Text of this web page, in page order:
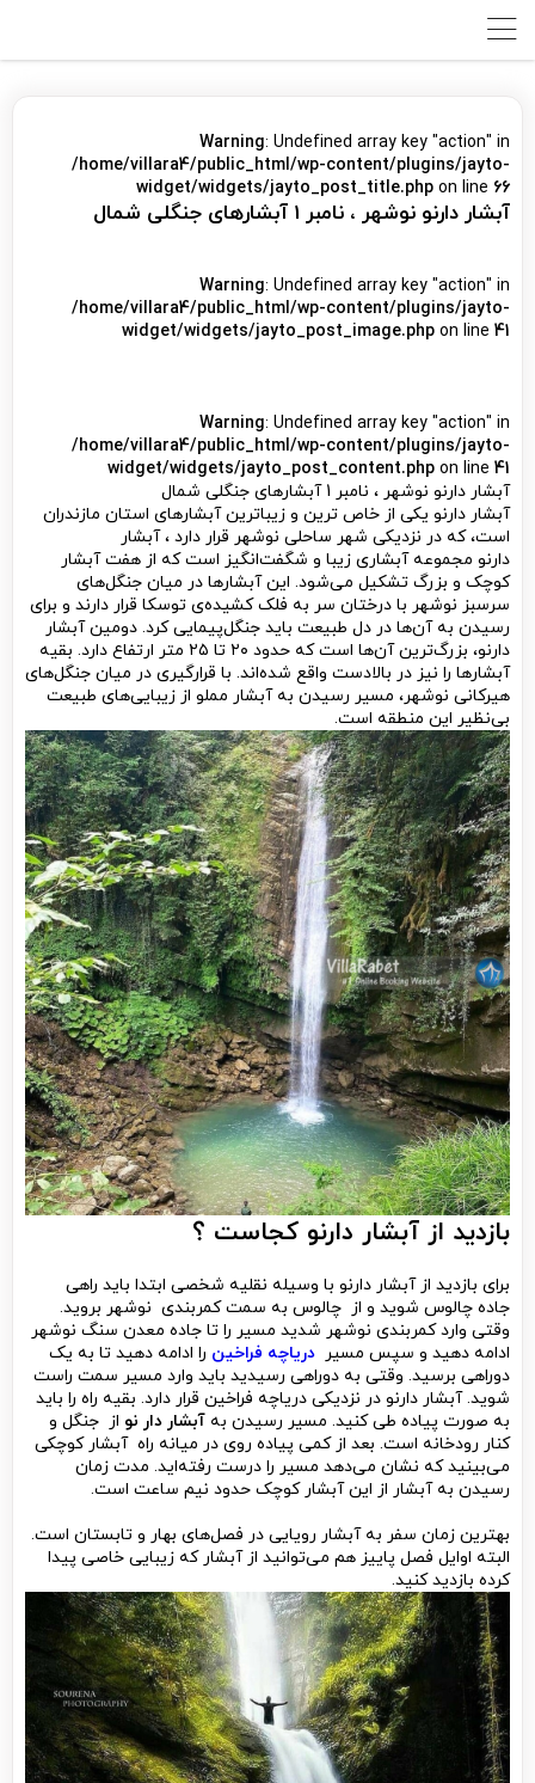
Warning: Undefined array key "action" in
/home/villara4/public_html/wp-content/plugins/jayto-
widget/widgets/jayto_post_title.php on line 66
آبشار دارنو نوشهر ، نامبر 1 آبشارهای جنگلی شمال
Warning: Undefined array key "action" in
/home/villara4/public_html/wp-content/plugins/jayto-
widget/widgets/jayto_post_image.php on line 41
Warning: Undefined array key "action" in
/home/villara4/public_html/wp-content/plugins/jayto-
widget/widgets/jayto_post_content.php on line 41
آبشار دارنو نوشهر ، نامبر 1 آبشارهای جنگلی شمال
آبشار دارنو یکی از خاص ترین و زیباترین آبشارهای استان مازندران
است، که در نزدیکی شهر ساحلی نوشهر قرار دارد ، آبشار
دارنو مجموعه آبشاری زیبا و شگفت‌انگیز است که از هفت آبشار
کوچک و بزرگ تشکیل می‌شود. این آبشارها در میان جنگل‌های
سرسبز نوشهر با درختان سر به فلک کشیده‌ی توسکا قرار دارند و برای
رسیدن به آن‌ها در دل طبیعت باید جنگل‌پیمایی کرد. دومین آبشار
دارنو، بزرگ‌ترین آن‌ها است که حدود ۲۰ تا ۲۵ متر ارتفاع دارد. بقیه
آبشارها را نیز در بالادست واقع شده‌اند. با قرارگیری در میان جنگل‌های
هیرکانی نوشهر، مسیر رسیدن به آبشار مملو از زیبایی‌های طبیعت
بی‌نظیر این منطقه است.
بازدید از آبشار دارنو کجاست ؟
برای بازدید از آبشار دارنو با وسیله نقلیه شخصی ابتدا باید راهی
جاده چالوس شوید و از چالوس به سمت کمربندی نوشهر بروید.
وقتی وارد کمربندی نوشهر شدید مسیر را تا جاده معدن سنگ نوشهر
ادامه دهید و سپس مسیر دریاچه فراخین را ادامه دهید تا به یک
دوراهی برسید. وقتی به دوراهی رسیدید باید وارد مسیر سمت راست
شوید. آبشار دارنو در نزدیکی دریاچه فراخین قرار دارد. بقیه راه را باید
به صورت پیاده طی کنید. مسیر رسیدن به آبشار دار نو از جنگل و
کنار رودخانه است. بعد از کمی پیاده روی در میانه راه آبشار کوچکی
می‌بینید که نشان می‌دهد مسیر را درست رفته‌اید. مدت زمان
رسیدن به آبشار از این آبشار کوچک حدود نیم ساعت است.‌
بهترین زمان سفر به آبشار رویایی در فصل‌های بهار و تابستان است.
البته اوایل فصل پاییز هم می‌توانید از آبشار که زیبایی خاصی پیدا
کرده بازدید کنید.